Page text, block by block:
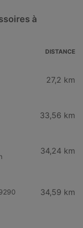
à
DISTANCE
27,2 km
33,56 km
34,24 km
34,59 km